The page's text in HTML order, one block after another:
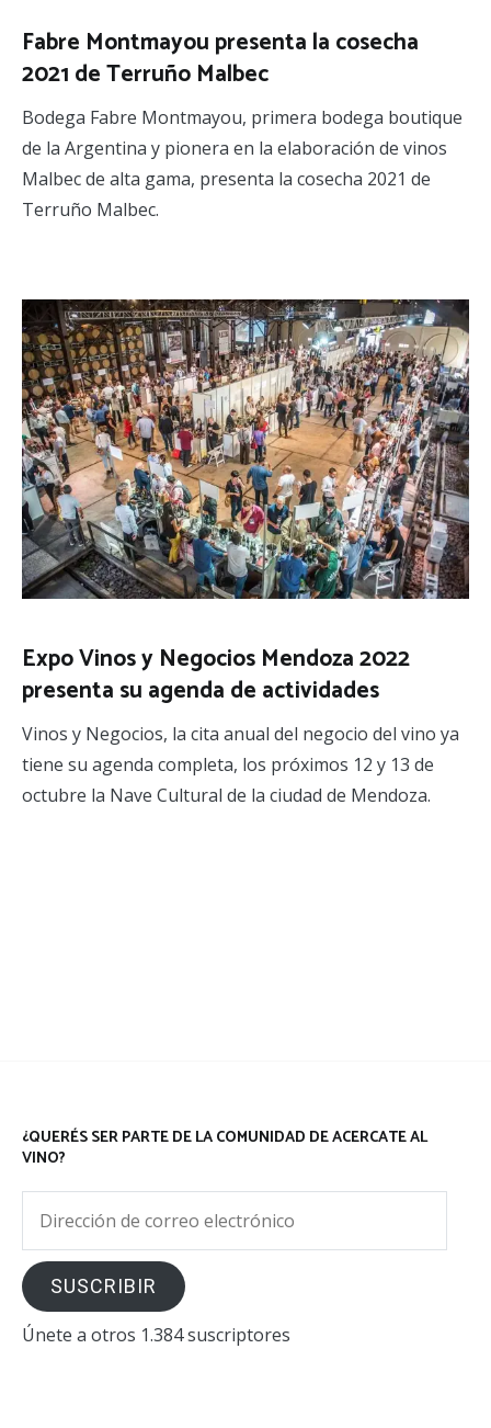
Fabre Montmayou presenta la cosecha
2021 de Terruño Malbec
Bodega Fabre Montmayou, primera bodega boutique
de la Argentina y pionera en la elaboración de vinos
Malbec de alta gama, presenta la cosecha 2021 de
Terruño Malbec.
Expo Vinos y Negocios Mendoza 2022
presenta su agenda de actividades
Vinos y Negocios, la cita anual del negocio del vino ya
tiene su agenda completa, los próximos 12 y 13 de
octubre la Nave Cultural de la ciudad de Mendoza.
¿QUERÉS SER PARTE DE LA COMUNIDAD DE ACERCATE AL
VINO?
correo
electrónico
SUSCRIBIR
Únete a otros 1.384 suscriptores